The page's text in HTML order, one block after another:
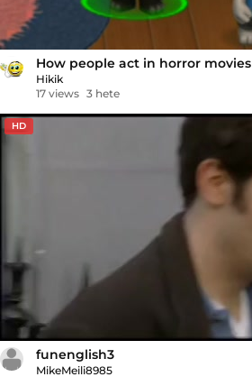
How people act in horror movies
Hikik
17 views 3 hete
HD
funenglish3
MikeMeili8985